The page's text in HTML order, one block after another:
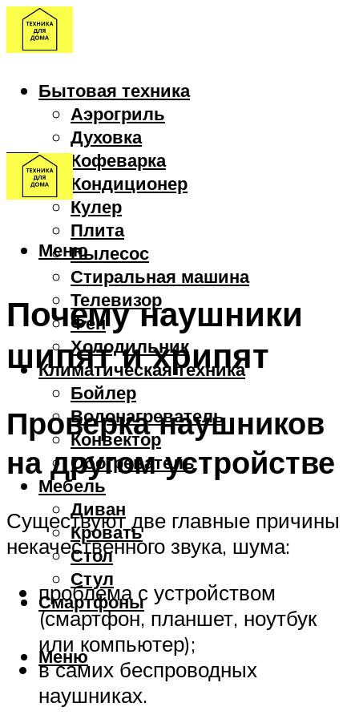
Бытовая техника
Аэрогриль
Духовка
Кофеварка
Кондиционер
Кулер
Плита
Пылесос
Стиральная машина
Телевизор
Фен
Холодильник
Климатическая техника
Бойлер
Водонагреватель
Конвектор
Обогреватель
Мебель
Диван
Кровать
Стол
Стул
Смартфоны
Меню
Меню
Почему наушники
шипят и хрипят
Проверка наушников
на другом устройстве
Существуют две главные причины
некачественного звука, шума:
проблема с устройством
(смартфон, планшет, ноутбук
или компьютер);
в самих беспроводных
наушниках.